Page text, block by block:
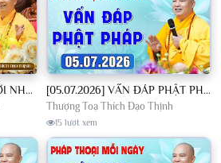
[04.07.2026] VẤN ĐÁP MỚI NHẤT - Pháp Hội Địa Tạng Chùa Khai Nguyên | TT. Thích Đạo Thịnh [05.07.2026] VẤN ĐÁP PHẬT PHÁP - Nghe Thầy giảng Pháp mỗi ngày CÔNG ĐỨC VÔ LƯỢNG│TT. Thích Đạo Thịnh
Thượng Toạ Thích Đạo Thịnh
15 lượt xem